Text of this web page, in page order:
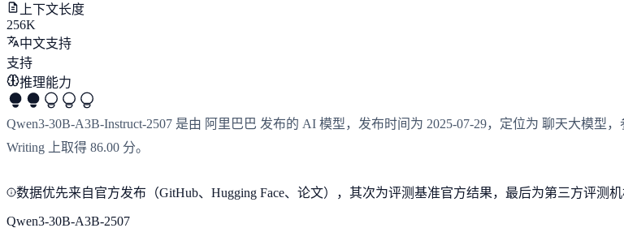
上下文长度
256K
中文支持
支持
推理能力
Qwen3-30B-A3B-Instruct-2507 是由 阿里巴巴 发布的 AI 模型，发布时间为 2025-07-29，定位为 聊天大模型
Writing 上取得 86.00 分。
数据优先来自官方发布（GitHub、Hugging Face、论文），其次为评测基准官方结果，最后为第三方评测机
Qwen3-30B-A3B-2507